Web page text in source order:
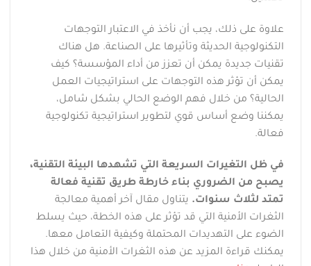
علاوة على ذلك، يجب أن نأخذ في الاعتبار التوجهات
التكنولوجية الحديثة وتأثيرها على الصناعة. هل هناك
تقنيات جديدة يمكن أن تعزز من أداء المؤسسة؟ كيف
يمكن أن تؤثر هذه التوجهات على استراتيجيات العمل
الحالية؟ من خلال فهم الوضع الحالي بشكل شامل،
يمكننا وضع أساس قوي لتطوير استراتيجية تكنولوجية
فعالة.
في ظل التغيرات السريعة التي تشهدها البيئة التقنية،
يصبح من الضروري بناء خارطة طريق تقنية فعالة
تمتد لثلاث سنوات. يتناول مقال آخر أهمية معالجة
الثغرات الأمنية التي قد تؤثر على هذه الخطة، حيث يسلط
الضوء على التهديدات المحتملة وكيفية التعامل معها.
يمكنك قراءة المزيد عن هذه الثغرات الأمنية من خلال هذا